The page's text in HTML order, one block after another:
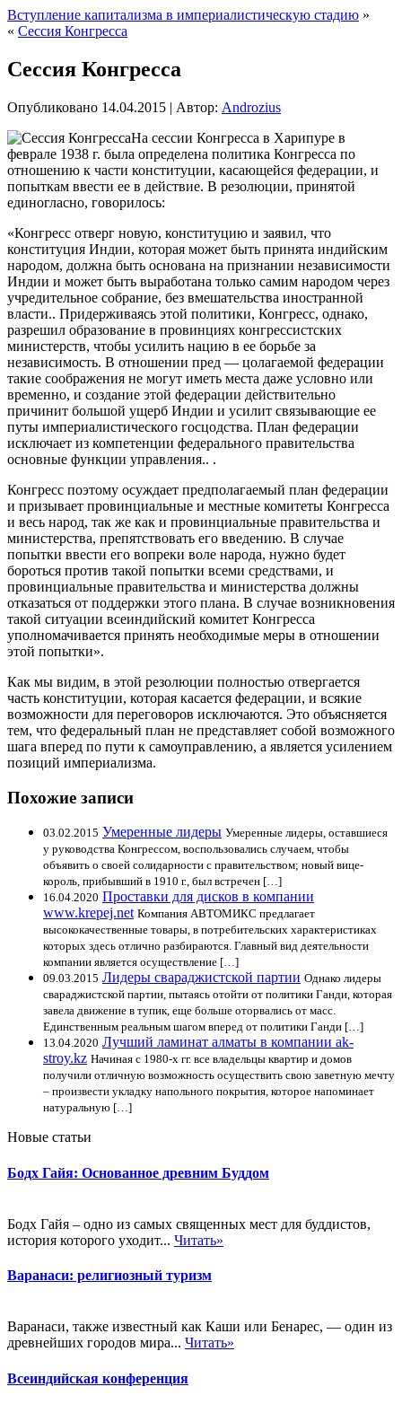
Вступление капитализма в империалистическую стадию »
« Сессия Конгресса
Сессия Конгресса
Опубликовано 14.04.2015 | Автор: Androzius
На сессии Конгресса в Харипуре в
феврале 1938 г. была определена политика Конгресса по
отношению к части конституции, касающейся федерации, и
попыткам ввести ее в действие. В резолюции, принятой
единогласно, говорилось:
«Конгресс отверг новую, конституцию и заявил, что
конституция Индии, которая может быть принята индийским
народом, должна быть основана на признании независимости
Индии и может быть выработана только самим народом через
учредительное собрание, без вмешательства иностранной
власти.. Придерживаясь этой политики, Конгресс, однако,
разрешил образование в провинциях конгрессистских
министерств, чтобы усилить нацию в ее борьбе за
независимость. В отношении пред — цолагаемой федерации
такие соображения не могут иметь места даже условно или
временно, и создание этой федерации действительно
причинит большой ущерб Индии и усилит связывающие ее
путы империалистического госцодства. План федерации
исключает из компетенции федерального правительства
основные функции управления.. .
Конгресс поэтому осуждает предполагаемый план федерации
и призывает провинциальные и местные комитеты Конгресса
и весь народ, так же как и провинциальные правительства и
министерства, препятствовать его введению. В случае
попытки ввести его вопреки воле народа, нужно будет
бороться против такой попытки всеми средствами, и
провинциальные правительства и министерства должны
отказаться от поддержки этого плана. В случае возникновения
такой ситуации всеиндийский комитет Конгресса
уполномачивается принять необходимые меры в отношении
этой попытки».
Как мы видим, в этой резолюции полностью отвергается
часть конституции, которая касается федерации, и всякие
возможности для переговоров исключаются. Это объясняется
тем, что федеральный план не представляет собой возможного
шага вперед по пути к самоуправлению, а является усилением
позиций империализма.
Похожие записи
03.02.2015 Умеренные лидеры Умеренные лидеры, оставшиеся
у руководства Конгрессом, воспользовались случаем, чтобы
объявить о своей солидарности с правительством; новый вице-
король, прибывший в 1910 г., был встречен […]
16.04.2020 Проставки для дисков в компании
www.krepej.net Компания АВТОМИКС предлагает
высококачественные товары, в потребительских характеристиках
которых здесь отлично разбираются. Главный вид деятельности
компании является осуществление […]
09.03.2015 Лидеры свараджистской партии Однако лидеры
свараджистской партии, пытаясь отойти от политики Ганди, которая
завела движение в тупик, еще больше оторвались от масс.
Единственным реальным шагом вперед от политики Ганди […]
13.04.2020 Лучший ламинат алматы в компании ak-
stroy.kz Начиная с 1980-х гг. все владельцы квартир и домов
получили отличную возможность осуществить свою заветную мечту
– произвести укладку напольного покрытия, которое напоминает
натуральную […]
Новые статьи
Бодх Гайя: Основанное древним Буддом
Бодх Гайя – одно из самых священных мест для буддистов,
история которого уходит... Читать»
Варанаси: религиозный туризм
Варанаси, также известный как Каши или Бенарес, — один из
древнейших городов мира... Читать»
Всеиндийская конференция